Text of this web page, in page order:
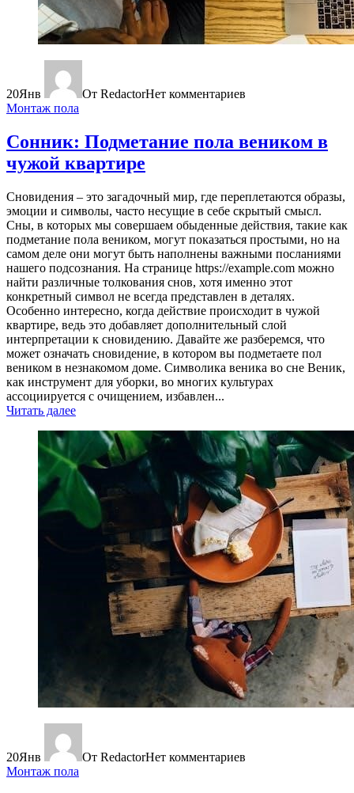
20Янв От RedactorНет комментариев
Монтаж пола
Сонник: Подметание пола веником в
чужой квартире
Сновидения – это загадочный мир, где переплетаются образы,
эмоции и символы, часто несущие в себе скрытый смысл.
Сны, в которых мы совершаем обыденные действия, такие как
подметание пола веником, могут показаться простыми, но на
самом деле они могут быть наполнены важными посланиями
нашего подсознания. На странице https://example.com можно
найти различные толкования снов, хотя именно этот
конкретный символ не всегда представлен в деталях.
Особенно интересно, когда действие происходит в чужой
квартире, ведь это добавляет дополнительный слой
интерпретации к сновидению. Давайте же разберемся, что
может означать сновидение, в котором вы подметаете пол
веником в незнакомом доме. Символика веника во сне Веник,
как инструмент для уборки, во многих культурах
ассоциируется с очищением, избавлен...
Читать далее
20Янв От RedactorНет комментариев
Монтаж пола